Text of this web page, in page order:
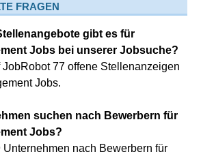
FRAGEN
gibt es für
Jobs bei unserer Jobsuche?
77 offene Stellenanzeigen
Jobs.
suchen nach Bewerbern für
Jobs?
nach Bewerbern für